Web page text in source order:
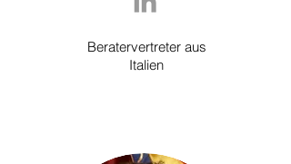
Beratervertreter aus
Italien